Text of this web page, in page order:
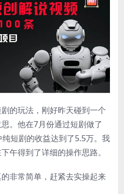
的玩法，刚好昨天碰到一个
。他在7月份通过短剧做了
短剧的收益达到了5.5万。我
午得到了详细的操作思路。
非常简单，赶紧去实操起来